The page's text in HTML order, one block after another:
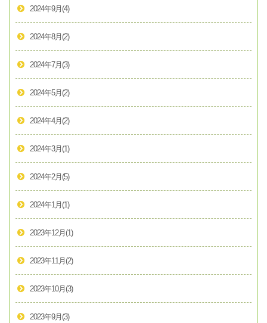
2024年9月 (4)
2024年8月 (2)
2024年7月 (3)
2024年5月 (2)
2024年4月 (2)
2024年3月 (1)
2024年2月 (5)
2024年1月 (1)
2023年12月 (1)
2023年11月 (2)
2023年10月 (3)
2023年9月 (3)